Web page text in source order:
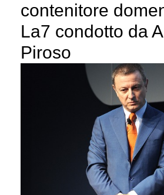
contenitore
La7 condotto da
Piroso